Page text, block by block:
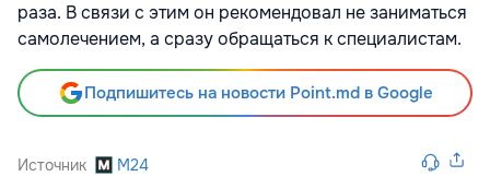
раза. В связи с этим он рекомендовал не заниматься
самолечением, а сразу обращаться к специалистам.
Подпишитесь на новости Point.md в Google
Источник M24